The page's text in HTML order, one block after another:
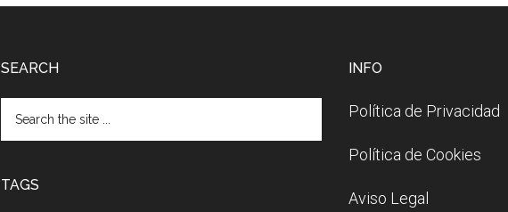
SEARCH
the
TAGS
INFO
Política de Privacidad
Política de Cookies
Aviso Legal